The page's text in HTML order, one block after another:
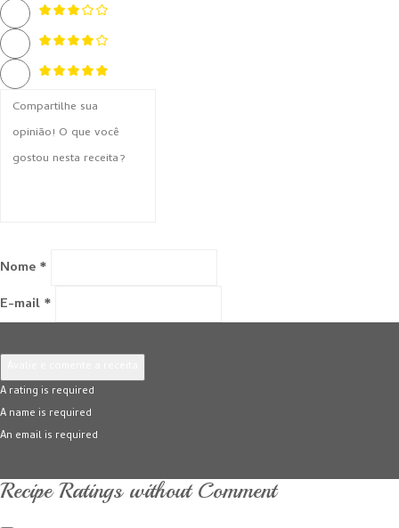
Nome *
E-mail *
A rating is required
A name is required
An email is required
Recipe Ratings without Comment